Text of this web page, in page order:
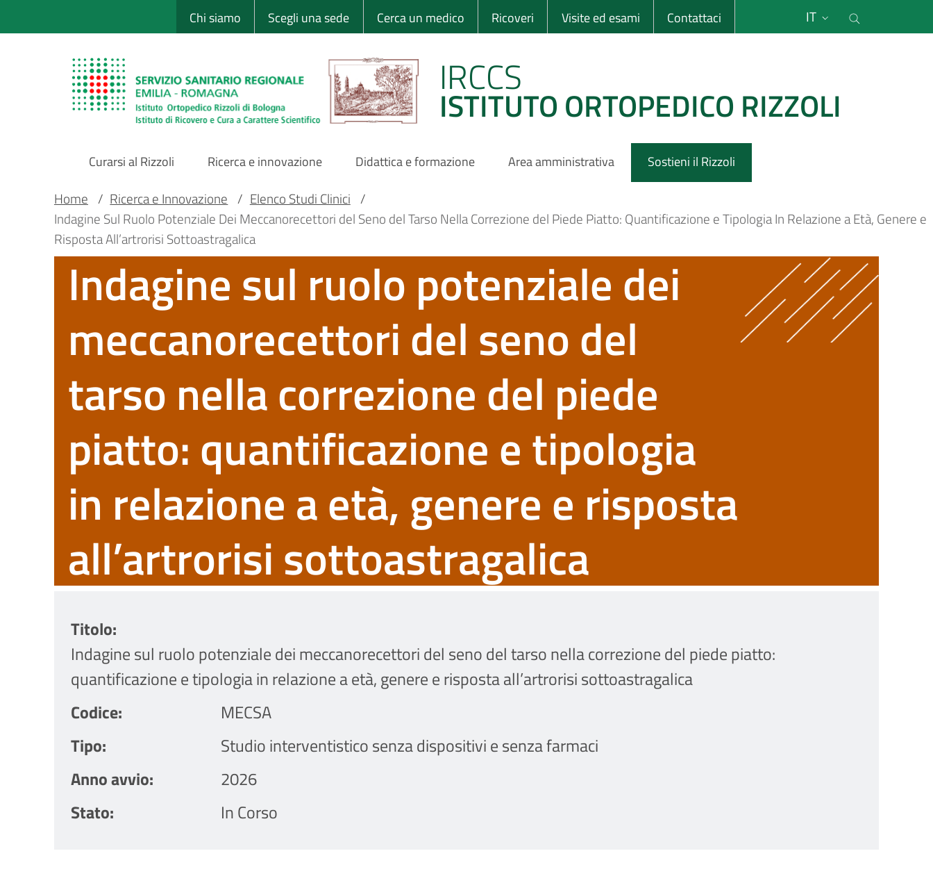
al
Sito Web Istituto Ortopedico Rizzoli
Chi siamo Scegli una sede Cerca un medico Ricoveri Visite ed esami Contattaci IT
IRCCS
ISTITUTO ORTOPEDICO RIZZOLI
Main
Navigation
Curarsi al Rizzoli Ricerca e innovazione Didattica e formazione Area amministrativa Sostieni il Rizzoli
Main container
Briciole
pane
Home / Ricerca e Innovazione / Elenco Studi Clinici /
Indagine Sul Ruolo Potenziale Dei Meccanorecettori del Seno del Tarso Nella Correzione del Piede Piatto: Quantificazione e Tipologia In Relazione a Età, Genere e
Risposta All’artrorisi Sottoastragalica
Indagine sul ruolo potenziale dei
meccanorecettori del seno del
tarso nella correzione del piede
piatto: quantificazione e tipologia
in relazione a età, genere e risposta
all’artrorisi sottoastragalica
Titolo
Indagine sul ruolo potenziale dei meccanorecettori del seno del tarso nella correzione del piede piatto:
quantificazione e tipologia in relazione a età, genere e risposta all’artrorisi sottoastragalica
Codice
MECSA
Tipo
Studio interventistico senza dispositivi e senza farmaci
Anno avvio
2026
Stato
In Corso